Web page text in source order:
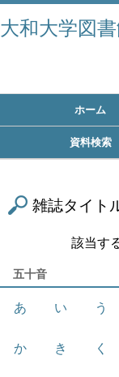
大和大学図
ホーム
資料検索
雑誌タイト
該当す
五十音
あ い う
か き く